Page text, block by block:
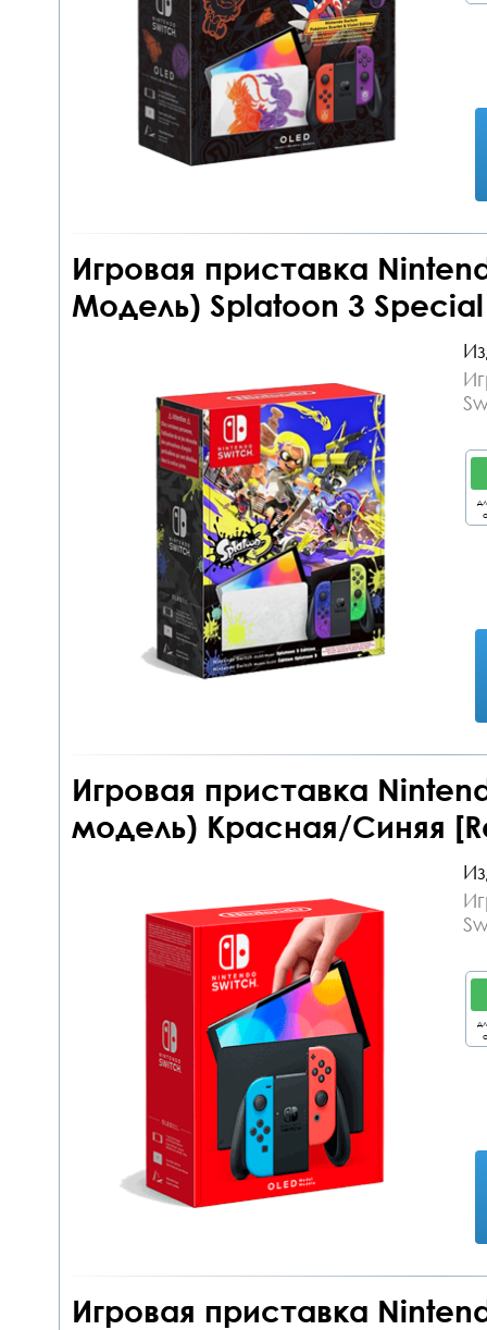
Игровая приставка
Модель) Splatoon 3 Special
Игровая приставка
модель) Красная/Синяя
Игровая приставка